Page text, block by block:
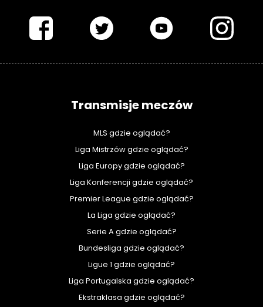
Transmisje meczów
MLS gdzie oglądać?
Liga Mistrzów gdzie oglądać?
Liga Europy gdzie oglądać?
Liga Konferencji gdzie oglądać?
Premier League gdzie oglądać?
La Liga gdzie oglądać?
Serie A gdzie oglądać?
Bundesliga gdzie oglądać?
Ligue 1 gdzie oglądać?
Liga Portugalska gdzie oglądać?
Ekstraklasa gdzie oglądać?